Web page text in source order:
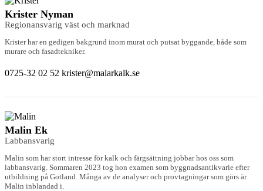
Krister Nyman
Regionansvarig väst och marknad
Krister har en gedigen bakgrund inom murat och putsat byggande, både som
murare och fasadtekniker.
0725-32 02 52 krister@malarkalk.se
Malin Ek
Labbansvarig
Malin som har stort intresse för kalk och färgsättning jobbar hos oss som
labbansvarig. Sommaren 2023 tog hon examen som byggnadsantikvarie efter
utbildning på Gotland. Många av de analyser och provtagningar som görs är
Malin inblandad i.